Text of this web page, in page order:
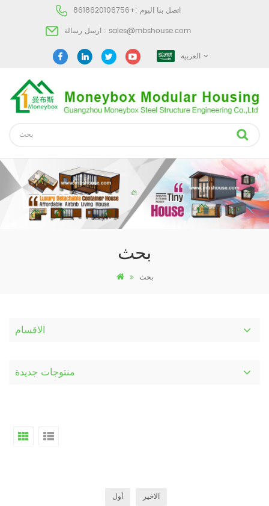
اتصل بنا اليوم :+8618620106756
ارسل رسالة : sales@mbshouse.com
العربية
بحث
بحث
الاقسام
منتوجات جديدة
أول
الاخير